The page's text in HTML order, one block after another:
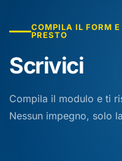
COMPILA IL FORM
PRESTO
Scrivici
Compila il modulo e ti
Nessun impegno, solo